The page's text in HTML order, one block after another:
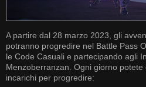
A partire dal 28 marzo 2023, gli
potranno progredire nel Battle Pass
le Code Casuali e partecipando agli
Menzoberranzan. Ogni giorno
incarichi per progredire: